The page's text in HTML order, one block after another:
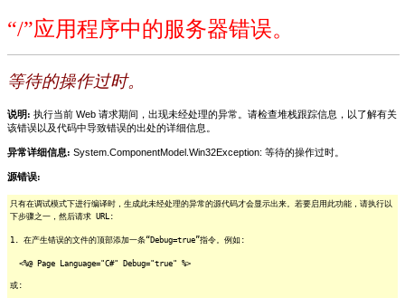
“/”应用程序中的服务器错误。
等待的操作过时。
说明: 执行当前 Web 请求期间，出现未经处理的异常。请检查堆栈跟踪信息，以了解有关
该错误以及代码中导致错误的出处的详细信息。
异常详细信息: System.ComponentModel.Win32Exception: 等待的操作过时。
源错误:
只有在调试模式下进行编译时，生成此未经处理的异常的源代码才会显示出来。若要启用此功能，请执行以
下步骤之一，然后请求 URL:
1. 在产生错误的文件的顶部添加一条“Debug=true”指令。例如:
<%@ Page Language="C#" Debug="true" %>
或: